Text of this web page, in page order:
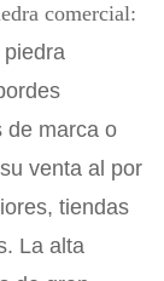
comercial:
de marca o
venta al por
tiendas
La alta